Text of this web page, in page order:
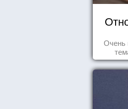
Очень